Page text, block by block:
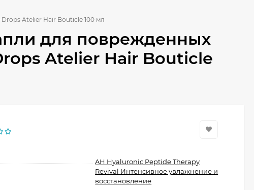
Atelier Hair Bouticle 100 мл
для поврежденных
Atelier Hair Bouticle
AH Hyaluronic Peptide Therapy
Revival Интенсивное увлажнение и
восстановление